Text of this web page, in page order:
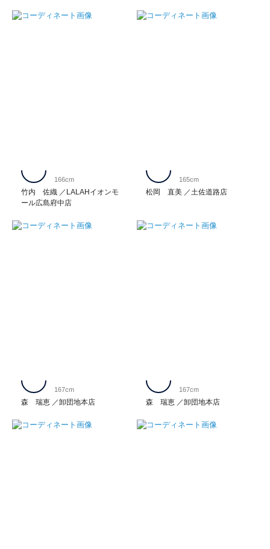
竹内 佐織
LALAHイオンモ
ール広島府中店
166cm
松岡 直美 土佐道路店
165cm
森 瑞恵 卸団地本店
167cm
森 瑞恵 卸団地本店
167cm